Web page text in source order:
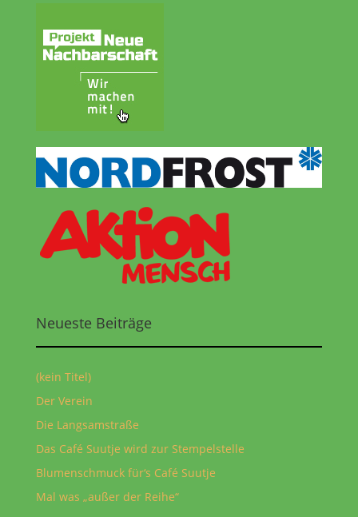
Neueste Beiträge
(kein Titel)
Der Verein
Die Langsamstraße
Das Café Suutje wird zur Stempelstelle
Blumenschmuck für‘s Café Suutje
Mal was „außer der Reihe“